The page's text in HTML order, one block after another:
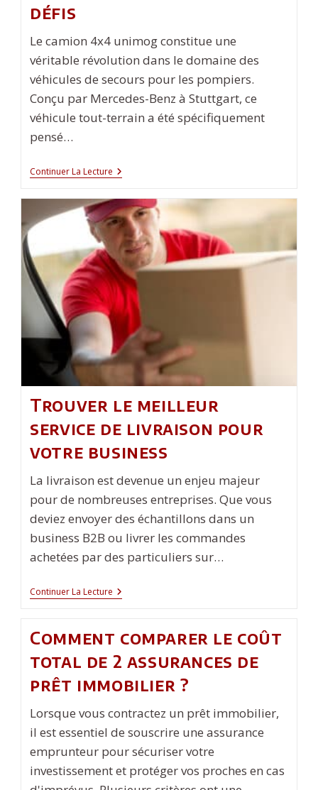
défis
Le camion 4x4 unimog constitue une
véritable révolution dans le domaine des
véhicules de secours pour les pompiers.
Conçu par Mercedes-Benz à Stuttgart, ce
véhicule tout-terrain a été spécifiquement
pensé…
Continuer La Lecture Les
Atouts
Camion
4×4
Unimog
Pour
Pompiers
:
Un
Outil
Essentiel
Face
Aux
Défis
Trouver le meilleur
service de livraison pour
votre business
La livraison est devenue un enjeu majeur
pour de nombreuses entreprises. Que vous
deviez envoyer des échantillons dans un
business B2B ou livrer les commandes
achetées par des particuliers sur…
Continuer La Lecture Trouver
Le
De
Livraison
Pour
Votre
Business
Comment comparer le coût
total de 2 assurances de
prêt immobilier ?
Lorsque vous contractez un prêt immobilier,
il est essentiel de souscrire une assurance
emprunteur pour sécuriser votre
investissement et protéger vos proches en cas